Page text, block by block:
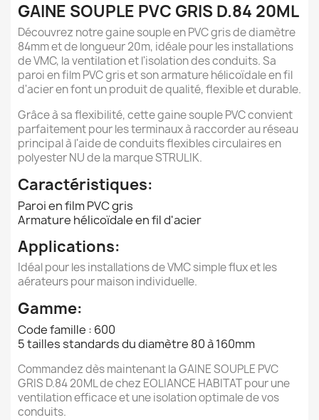
GAINE SOUPLE PVC GRIS D.84 20ML
Découvrez notre gaine souple en PVC gris de diamètre
84mm et de longueur 20m, idéale pour les installations
de VMC, la ventilation et l'isolation des conduits. Sa
paroi en film PVC gris et son armature hélicoïdale en fil
d'acier en font un produit de qualité, flexible et durable.
Grâce à sa flexibilité, cette gaine souple PVC convient
parfaitement pour les terminaux à raccorder au réseau
principal à l'aide de conduits flexibles circulaires en
polyester NU de la marque STRULIK.
Caractéristiques:
Paroi en film PVC gris
Armature hélicoïdale en fil d'acier
Applications:
Idéal pour les installations de VMC simple flux et les
aérateurs pour maison individuelle.
Gamme:
Code famille : 600
5 tailles standards du diamètre 80 à 160mm
Commandez dès maintenant la GAINE SOUPLE PVC
GRIS D.84 20ML de chez EOLIANCE HABITAT pour une
ventilation efficace et une isolation optimale de vos
conduits.